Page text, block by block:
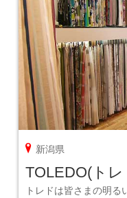
pin 新潟県
TOLEDO(トレ
トレドは皆さまの明